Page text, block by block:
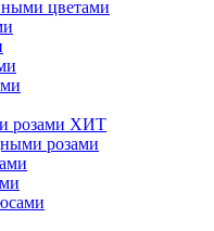
цветами
розами ХИТ
розами